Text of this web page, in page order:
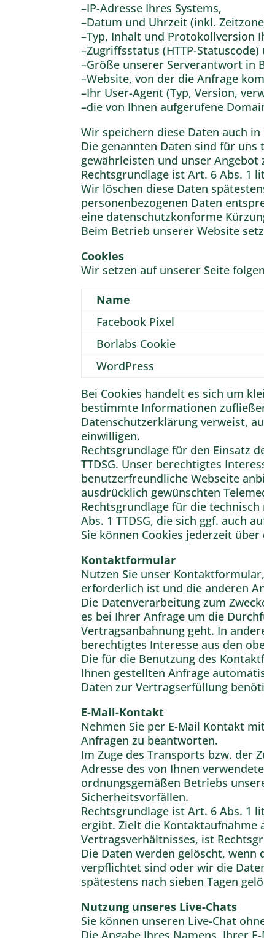
–IP-Adresse Ihres Systems,
–Datum und Uhrzeit (inkl.
–Typ, Inhalt und Protokollversion
–Zugriffsstatus (HTTP-Statuscode)
–Größe unserer Serverantwort in
–Website, von der die Anfrage
–Ihr User-Agent (Typ, Version,
–die von Ihnen aufgerufene
Wir speichern diese Daten auch in
Die genannten Daten sind für
gewährleisten und unser Angebot
Rechtsgrundlage ist Art. 6 Abs. 1
Wir löschen diese Daten
personenbezogenen Daten
eine datenschutzkonforme
Beim Betrieb unserer Website
Cookies
Wir setzen auf unserer Seite
Name
Facebook Pixel
Borlabs Cookie
WordPress
Bei Cookies handelt es sich um
bestimmte Informationen
Datenschutzerklärung verweist,
einwilligen.
Rechtsgrundlage für den Einsatz
TTDSG. Unser berechtigtes
benutzerfreundliche Webseite
ausdrücklich gewünschten
Rechtsgrundlage für die
Abs. 1 TTDSG, die sich ggf. auch
Sie können Cookies jederzeit
Kontaktformular
Nutzen Sie unser
erforderlich ist und die anderen
Die Datenverarbeitung zum
es bei Ihrer Anfrage um die
Vertragsanbahnung geht. In
berechtigtes Interesse aus den
Die für die Benutzung des
Ihnen gestellten Anfrage
Daten zur Vertragserfüllung
E-Mail-Kontakt
Nehmen Sie per E-Mail Kontakt
Anfragen zu beantworten.
Im Zuge des Transports bzw. der
Adresse des von Ihnen
ordnungsgemäßen Betriebs
Sicherheitsvorfällen.
Rechtsgrundlage ist Art. 6 Abs. 1
ergibt. Zielt die Kontaktaufnahme
Vertragsverhältnisses, ist
Die Daten werden gelöscht,
verpflichtet sind oder wir die
spätestens nach sieben Tagen
Nutzung unseres Live-Chats
Sie können unseren Live-Chat